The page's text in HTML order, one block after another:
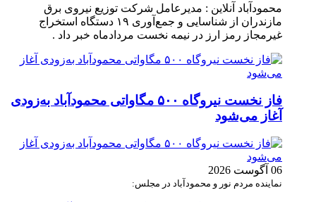
محمودآباد آنلاین : مدیرعامل شرکت توزیع نیروی برق
مازندران از شناسایی و جمع‌آوری ۱۹ دستگاه استخراج
غیرمجاز رمز ارز در نیمه نخست مردادماه خبر داد .
فاز نخست نیروگاه ۵۰۰ مگاواتی محمودآباد به‌زودی
آغاز می‌شود
06 آگوست 2026
نماینده مردم نور و محمودآباد در مجلس: